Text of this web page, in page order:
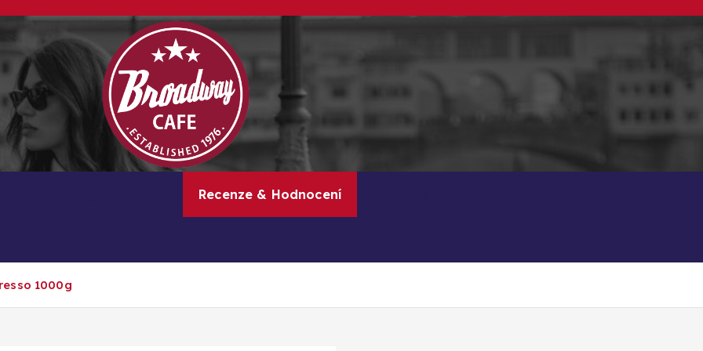
Kávové recepty, lifestyle a trendy inspirace
Recenze & Hodnocení
1000g